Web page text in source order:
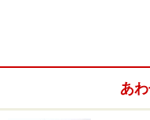
も行けるという街づく
アムステルダム市内
23.5ユーロ～）
あ